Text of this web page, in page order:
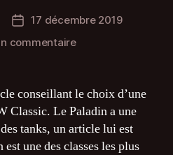
Date17 décembre 2019
commentairesur
du
Tank
conseillant le choix d’une
Classic. Le Paladin a une
tanks, un article lui est
une des classes les plus